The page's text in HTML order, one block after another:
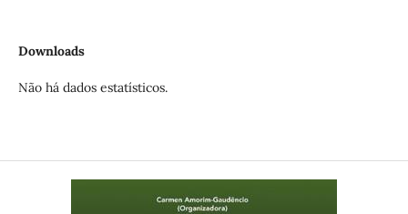
Downloads
Não há dados estatísticos.